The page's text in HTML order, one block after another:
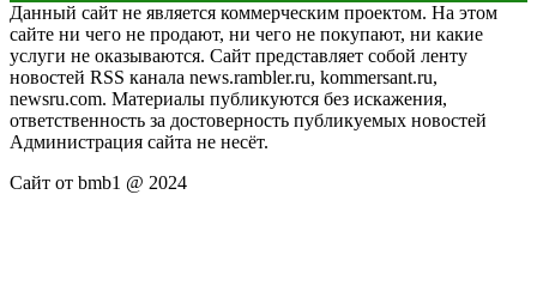
Данный сайт не является коммерческим проектом. На этом
сайте ни чего не продают, ни чего не покупают, ни какие
услуги не оказываются. Сайт представляет собой ленту
новостей RSS канала news.rambler.ru, kommersant.ru,
newsru.com. Материалы публикуются без искажения,
ответственность за достоверность публикуемых новостей
Администрация сайта не несёт.
Сайт от bmb1 @ 2024